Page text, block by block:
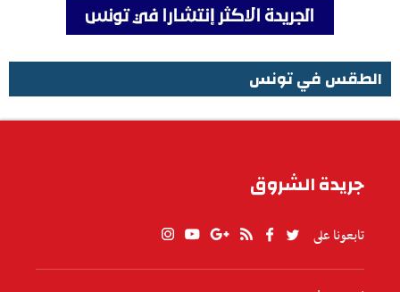
الطقس في تونس
جريدة الشروق
تابعونا على